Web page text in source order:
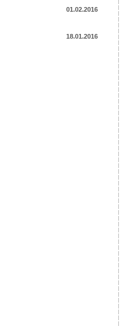
01.02.2016
18.01.2016